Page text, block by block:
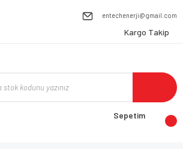
entechenerji@gmail.com
Kargo Takip
Sepetim